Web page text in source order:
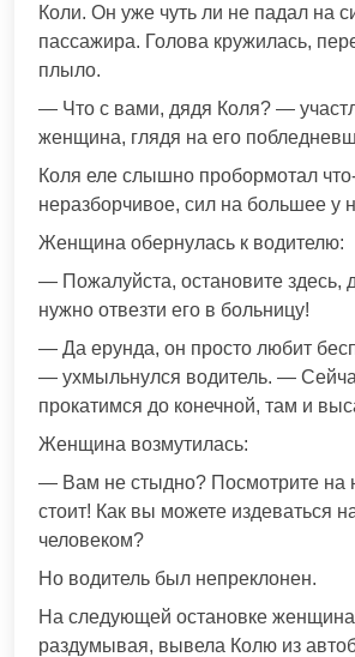
Коли. Он уже чуть ли не падал на
пассажира. Голова кружилась,
плыло.
— Что с вами, дядя Коля? —
женщина, глядя на его
Коля еле слышно пробормотал
неразборчивое, сил на большее у
Женщина обернулась к водителю:
— Пожалуйста, остановите здесь,
нужно отвезти его в больницу!
— Да ерунда, он просто любит
— ухмыльнулся водитель. —
прокатимся до конечной, там и
Женщина возмутилась:
— Вам не стыдно? Посмотрите на
стоит! Как вы можете издеваться
человеком?
Но водитель был непреклонен.
На следующей остановке
раздумывая, вывела Колю из